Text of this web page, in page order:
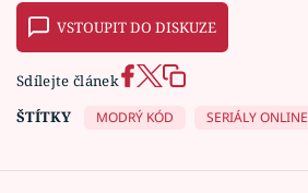
VSTOUPIT DO DISKUZE
Sdílejte článek
ŠTÍTKY
MODRÝ KÓD SERIÁLY ONLINE